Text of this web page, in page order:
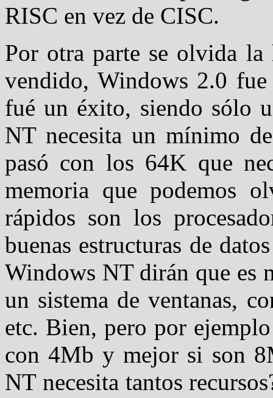
RISC en vez de CISC.
Por otra parte se olvida
vendido, Windows 2.0
fué un éxito, siendo sólo
NT necesita un mínimo
pasó con los 64K que
memoria que podemos
rápidos son los
buenas estructuras de
Windows NT dirán que es
un sistema de ventanas,
etc. Bien, pero por
con 4Mb y mejor si son
NT necesita tantos